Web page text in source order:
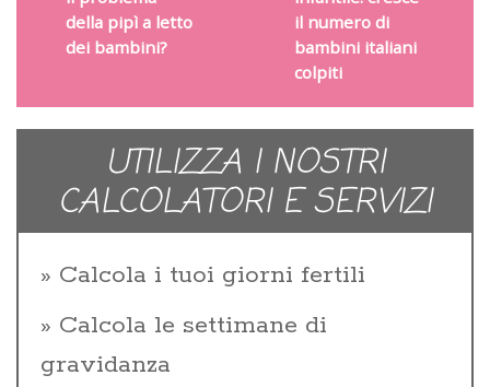
della pipì a letto
dei bambini?
il numero di
bambini italiani
colpiti
UTILIZZA I NOSTRI
CALCOLATORI E SERVIZI
Calcola i tuoi giorni fertili
Calcola le settimane di
gravidanza